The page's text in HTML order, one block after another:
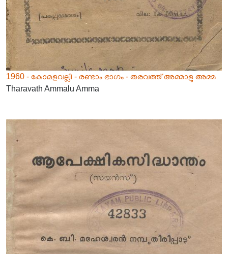
1960 - കോമളവല്ലി - രണ്ടാം ഭാഗം - തരവത്ത് അമ്മാളു അമ്മ
Tharavath Ammalu Amma